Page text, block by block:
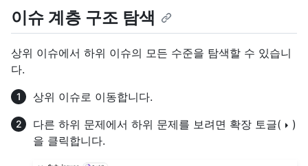
이슈 계층 구조 탐색
상위 이슈에서 하위 이슈의 모든 수준을 탐색할 수 있습니
다.
상위 이슈로 이동합니다.
다른 하위 문제에서 하위 문제를 보려면 확장 토글(
)
을 클릭합니다.